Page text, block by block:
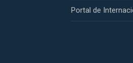
Portal de